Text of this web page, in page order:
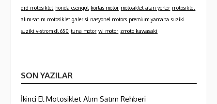
drd motosiklet honda esengül korlas motor motosiklet alan yerler motosiklet
alım satım motosiklet galerisi nasyonel motors premium yamaha suziki
suziki v-strom dl 650 tuna motor wi motor zmoto kawasaki
SON YAZILAR
İkinci El Motosiklet Alım Satım Rehberi